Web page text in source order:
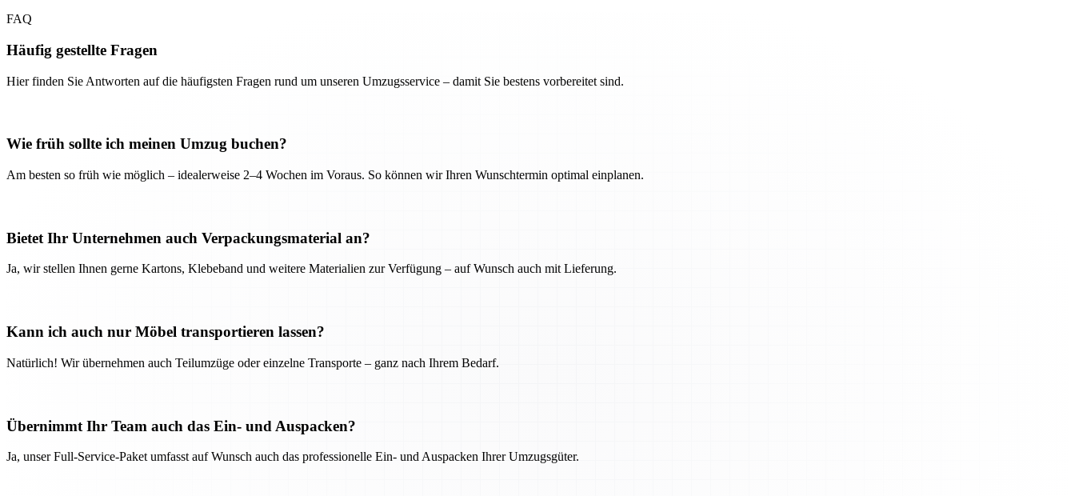
FAQ
Häufig gestellte Fragen
Hier finden Sie Antworten auf die häufigsten Fragen rund um unseren Umzugsservice – damit Sie bestens vorbereitet sind.
Wie früh sollte ich meinen Umzug buchen?
Am besten so früh wie möglich – idealerweise 2–4 Wochen im Voraus. So können wir Ihren Wunschtermin optimal einplanen.
Bietet Ihr Unternehmen auch Verpackungsmaterial an?
Ja, wir stellen Ihnen gerne Kartons, Klebeband und weitere Materialien zur Verfügung – auf Wunsch auch mit Lieferung.
Kann ich auch nur Möbel transportieren lassen?
Natürlich! Wir übernehmen auch Teilumzüge oder einzelne Transporte – ganz nach Ihrem Bedarf.
Übernimmt Ihr Team auch das Ein- und Auspacken?
Ja, unser Full-Service-Paket umfasst auf Wunsch auch das professionelle Ein- und Auspacken Ihrer Umzugsgüter.